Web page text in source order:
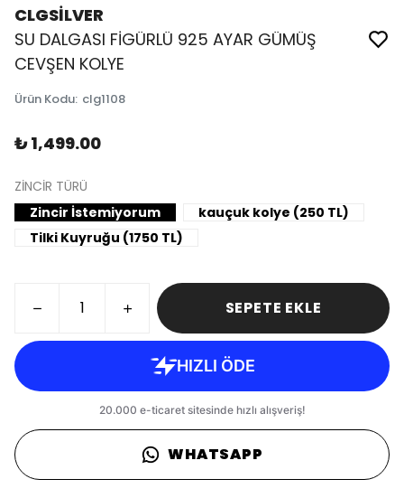
CLGSİLVER
SU DALGASI FİGÜRLÜ 925 AYAR GÜMÜŞ
CEVŞEN KOLYE
Ürün Kodu: clg1108
₺ 1,499.00
ZİNCİR TÜRÜ
Zincir İstemiyorum
kauçuk kolye (250 TL)
Tilki Kuyruğu (1750 TL)
SEPETE EKLE
WHATSAPP